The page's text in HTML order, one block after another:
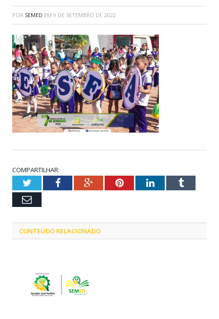
POR SEMED EM 9 DE SETEMBRO DE 2022
COMPARTILHAR:
TwitterFacebookGoogle+PinterestLinkedInTumblr
Email
CONTEÚDO RELACIONADO